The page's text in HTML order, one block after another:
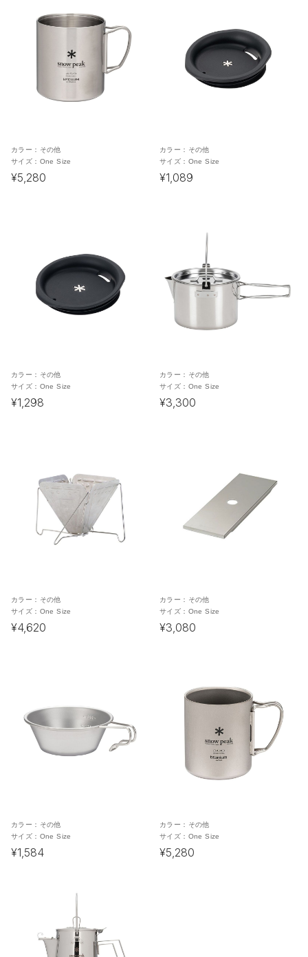
カラー： その他
サイズ： One Size
¥5,280
カラー： その他
サイズ： One Size
¥1,089
カラー： その他
サイズ： One Size
¥1,298
カラー： その他
サイズ： One Size
¥3,300
カラー： その他
サイズ： One Size
¥4,620
カラー： その他
サイズ： One Size
¥3,080
カラー： その他
サイズ： One Size
¥1,584
カラー： その他
サイズ： One Size
¥5,280